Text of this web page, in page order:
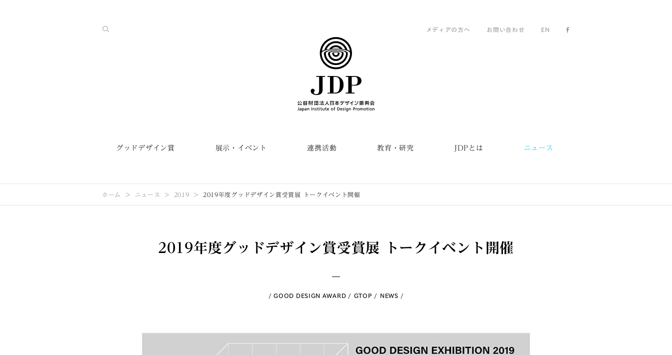
メディアの方へ お問い合わせ EN
グッドデザイン賞 展示・イベント 連携活動 教育・研究 JDPとは ニュース
ホーム ニュース 2019 2019年度グッドデザイン賞受賞展 トークイベント開催
2019年度グッドデザイン賞受賞展 トークイベント開催
GOOD DESIGN AWARD GTOP NEWS